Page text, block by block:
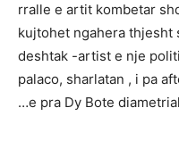
rralle e artit kombetar
kujtohet ngahera
deshtak -artist e nje
palaco, sharlatan , i pa
…e pra Dy Bote